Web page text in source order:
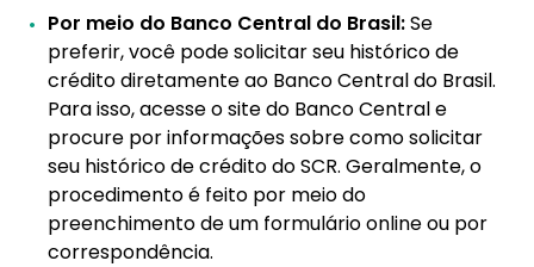
Por meio do Banco Central do Brasil:Se
preferir, você pode solicitar seu histórico de
crédito diretamente ao Banco Central do Brasil.
Para isso, acesse o site do Banco Central e
procure por informações sobre como solicitar
seu histórico de crédito do SCR. Geralmente, o
procedimento é feito por meio do
preenchimento de um formulário online ou por
correspondência.